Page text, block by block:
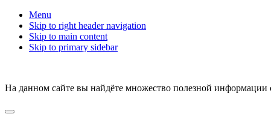
Menu
Skip to right header navigation
Skip to main content
Skip to primary sidebar
На данном сайте вы найдёте множество полезной информации